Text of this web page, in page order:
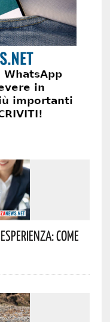
Come